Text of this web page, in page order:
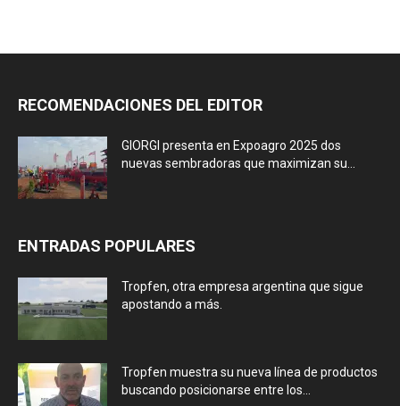
RECOMENDACIONES DEL EDITOR
GIORGI presenta en Expoagro 2025 dos
nuevas sembradoras que maximizan su...
ENTRADAS POPULARES
Tropfen, otra empresa argentina que sigue
apostando a más.
Tropfen muestra su nueva línea de productos
buscando posicionarse entre los...